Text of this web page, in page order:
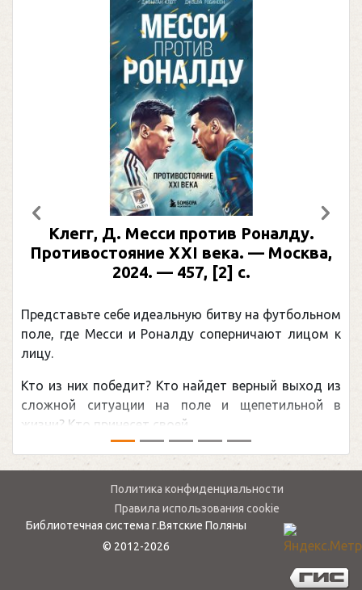
Клегг, Д. Месси против Роналду.
Противостояние XXI века. — Москва,
2024. — 457, [2] с.
Представьте себе идеальную битву на футбольном
поле, где Месси и Роналду соперничают лицом к
лицу.
Кто из них победит? Кто найдет верный выход из
сложной ситуации на поле и щепетильной в
жизни? Кто принесет своей ...
Предыдущий
Политика конфиденциальности
Правила использования cookie
Библиотечная система г.Вятские Поляны
© 2012-2026